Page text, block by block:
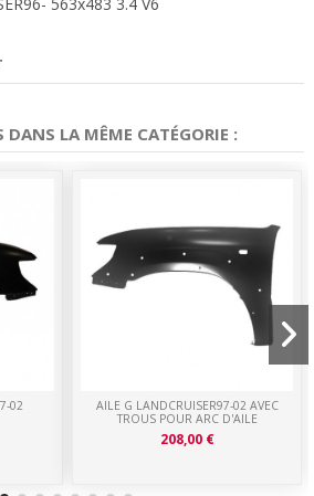
DANS LA MÊME CATÉGORIE :
02
AILE G LANDCRUISER97-02 AVEC
TROUS POUR ARC D'AILE
208,00 €